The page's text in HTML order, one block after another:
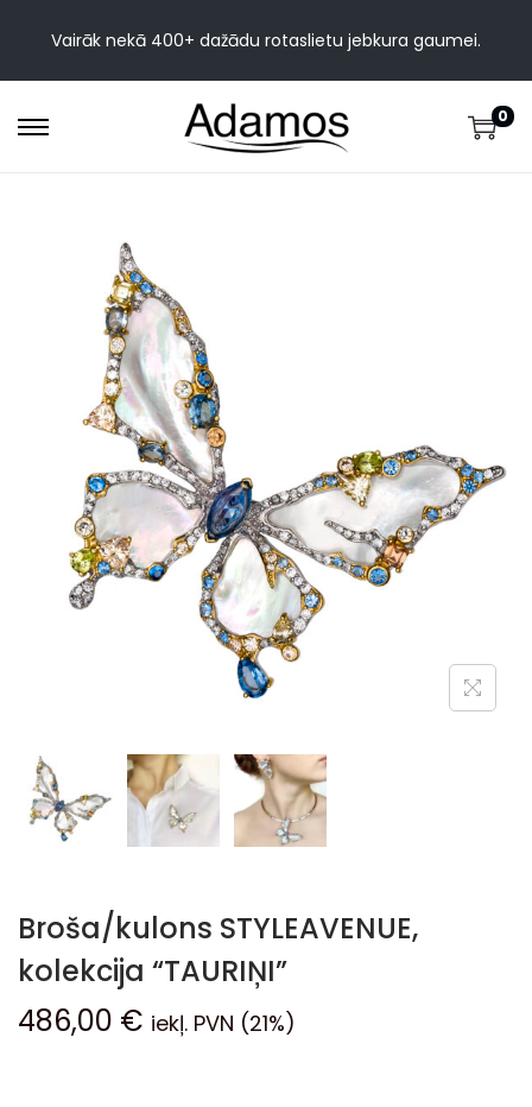
Vairāk nekā 400+ dažādu rotaslietu jebkura gaumei.
0
Broša/kulons STYLEAVENUE,
kolekcija “TAURIŅI”
486,00 € iekļ. PVN (21%)